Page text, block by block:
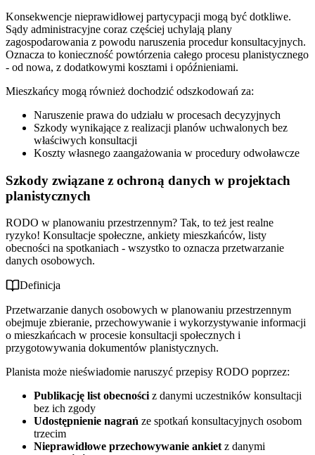
Konsekwencje nieprawidłowej partycypacji mogą być dotkliwe.
Sądy administracyjne coraz częściej uchylają plany
zagospodarowania z powodu naruszenia procedur konsultacyjnych.
Oznacza to konieczność powtórzenia całego procesu planistycznego
- od nowa, z dodatkowymi kosztami i opóźnieniami.
Mieszkańcy mogą również dochodzić odszkodowań za:
Naruszenie prawa do udziału w procesach decyzyjnych
Szkody wynikające z realizacji planów uchwalonych bez
właściwych konsultacji
Koszty własnego zaangażowania w procedury odwoławcze
Szkody związane z ochroną danych w projektach
planistycznych
RODO w planowaniu przestrzennym? Tak, to też jest realne
ryzyko! Konsultacje społeczne, ankiety mieszkańców, listy
obecności na spotkaniach - wszystko to oznacza przetwarzanie
danych osobowych.
Definicja
Przetwarzanie danych osobowych w planowaniu przestrzennym
obejmuje zbieranie, przechowywanie i wykorzystywanie informacji
o mieszkańcach w procesie konsultacji społecznych i
przygotowywania dokumentów planistycznych.
Planista może nieświadomie naruszyć przepisy RODO poprzez:
Publikację list obecnościz danymi uczestników konsultacji
bez ich zgody
Udostępnienie nagrań ze spotkań konsultacyjnych osobom
trzecim
Nieprawidłowe przechowywanie ankietz danymi